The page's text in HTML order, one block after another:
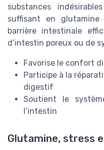
substances
suffisant en
barrière intestinale
d’intestin poreux ou de
Favorise le confort
Participe à la
digestif
Soutient le
l’intestin
Glutamine, stress